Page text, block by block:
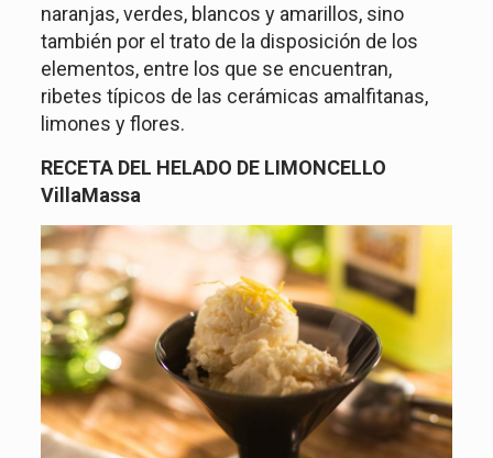
naranjas, verdes, blancos y amarillos, sino
también por el trato de la disposición de los
elementos, entre los que se encuentran,
ribetes típicos de las cerámicas amalfitanas,
limones y flores.
RECETA DEL HELADO DE LIMONCELLO
VillaMassa